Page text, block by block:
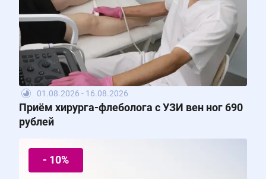
01.08.2026 - 16.08.2026
Приём хирурга-флеболога с УЗИ вен ног 690
рублей
- 10%